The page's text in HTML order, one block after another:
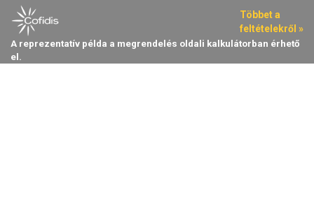
Többet a
feltételekről »
A reprezentatív példa a megrendelés oldali kalkulátorban érhető
el.